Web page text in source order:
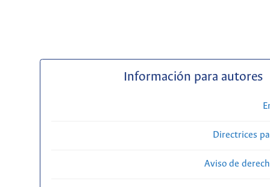
Información para autores
Directrices
Aviso de